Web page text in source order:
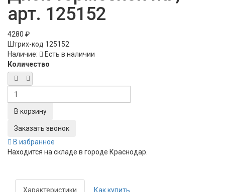
арт. 125152
4280 ₽
Штрих-код 125152
Наличие:
Есть в наличии
Количество
Заказать звонок
В избранное
Находится на складе в городе Краснодар.
Характеристики Как купить